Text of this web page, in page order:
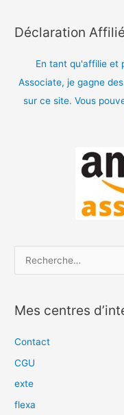
Déclaration Affilié
En tant qu'affilie et
Associate, je gagne
sur ce site. Vous
h
e
e
Mes centres
Contact
CGU
exte
flexa